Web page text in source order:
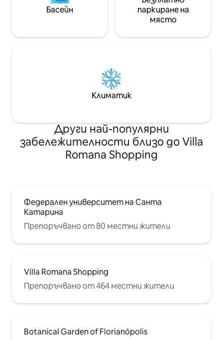
Басейн
паркиране на
място
Климатик
Други най-популярни
забележителности близо до Villa
Romana Shopping
Федерален университет на Санта
Катарина
Препоръчвано от 80 местни жители
Villa Romana Shopping
Препоръчвано от 464 местни жители
Botanical Garden of Florianópolis